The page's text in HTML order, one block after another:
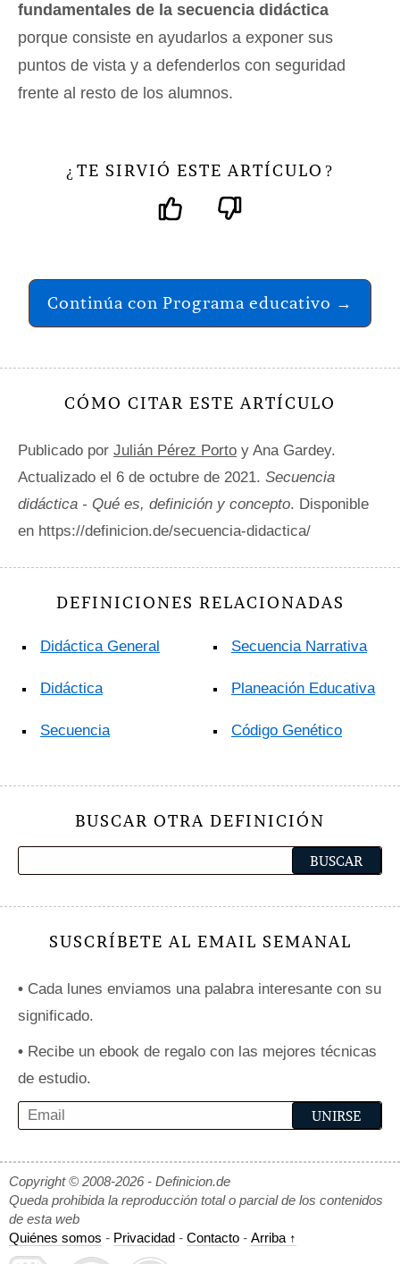
fundamentales de la secuencia didáctica
porque consiste en ayudarlos a exponer sus
puntos de vista y a defenderlos con seguridad
frente al resto de los alumnos.
¿ TE SIRVIÓ ESTE ARTÍCULO ?
Continúa con Programa educativo →
CÓMO CITAR ESTE ARTÍCULO
Publicado por Julián Pérez Porto y Ana Gardey.
Actualizado el 6 de octubre de 2021. Secuencia
didáctica - Qué es, definición y concepto. Disponible
en https://definicion.de/secuencia-didactica/
DEFINICIONES RELACIONADAS
Didáctica General
Didáctica
Secuencia
Secuencia Narrativa
Planeación Educativa
Código Genético
BUSCAR OTRA DEFINICIÓN
SUSCRÍBETE AL EMAIL SEMANAL
• Cada lunes enviamos una palabra interesante con su
significado.
• Recibe un ebook de regalo con las mejores técnicas
de estudio.
Copyright © 2008-2026 - Definicion.de
Queda prohibida la reproducción total o parcial de los contenidos
de esta web
Quiénes somos - Privacidad - Contacto - Arriba ↑